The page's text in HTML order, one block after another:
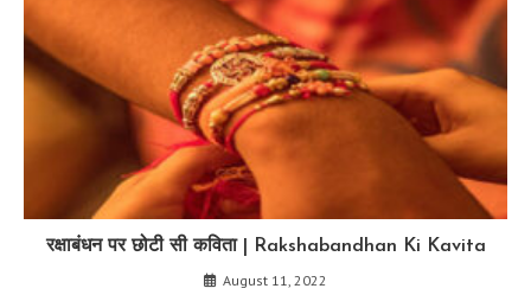
रक्षाबंधन पर छोटी सी कविता | Rakshabandhan Ki Kavita
August 11, 2022